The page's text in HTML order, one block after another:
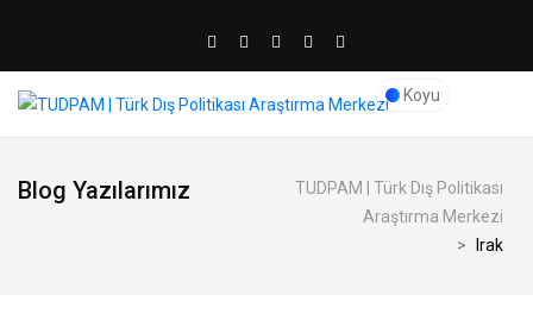
Koyu
Blog Yazılarımız
TUDPAM | Türk Dış Politikası
Araştırma Merkezi
>
Irak